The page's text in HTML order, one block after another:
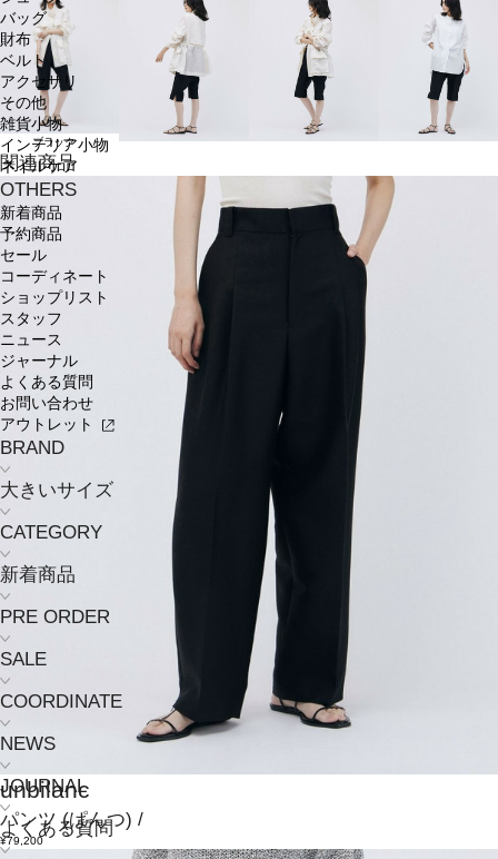
バッグ
財布
ベルト
アクセサリ
その他
雑貨小物
インテリア小物
ネイルケア
OTHERS
新着商品
予約商品
セール
コーディネート
ショップリスト
スタッフ
ニュース
ジャーナル
よくある質問
お問い合わせ
アウトレット
BRAND
大きいサイズ
CATEGORY
新着商品
PRE ORDER
SALE
COORDINATE
NEWS
JOURNAL
よくある質問
ブラック
関連商品
unbilanc
パンツ(ぱんつ) /
¥79,200